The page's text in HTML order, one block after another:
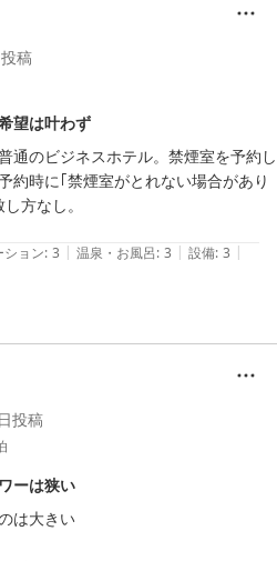
投稿
望は叶わず
通のビジネスホテル。禁煙室を予約し
約時に｢禁煙室がとれない場合があり
方なし。
ション: 3 | 温泉・お風呂: 3 | 設備: 3 |
投稿
ーは狭い
は大きい